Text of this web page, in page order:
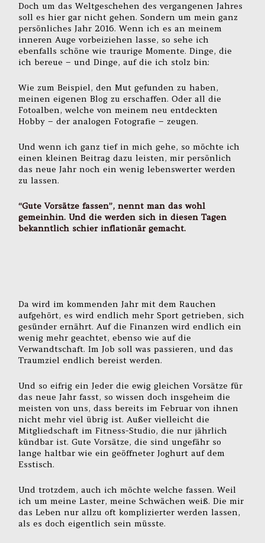
Doch um das Weltgeschehen des vergangenen Jahres
soll es hier gar nicht gehen. Sondern um mein ganz
persönliches Jahr 2016. Wenn ich es an meinem
inneren Auge vorbeiziehen lasse, so sehe ich
ebenfalls schöne wie traurige Momente. Dinge, die
ich bereue – und Dinge, auf die ich stolz bin:
Wie zum Beispiel, den Mut gefunden zu haben,
meinen eigenen Blog zu erschaffen. Oder all die
Fotoalben, welche von meinem neu entdeckten
Hobby – der analogen Fotografie – zeugen.
Und wenn ich ganz tief in mich gehe, so möchte ich
einen kleinen Beitrag dazu leisten, mir persönlich
das neue Jahr noch ein wenig lebenswerter werden
zu lassen.
“Gute Vorsätze fassen”, nennt man das wohl
gemeinhin. Und die werden sich in diesen Tagen
bekanntlich schier inflationär gemacht.
Da wird im kommenden Jahr mit dem Rauchen
aufgehört, es wird endlich mehr Sport getrieben, sich
gesünder ernährt. Auf die Finanzen wird endlich ein
wenig mehr geachtet, ebenso wie auf die
Verwandtschaft. Im Job soll was passieren, und das
Traumziel endlich bereist werden.
Und so eifrig ein Jeder die ewig gleichen Vorsätze für
das neue Jahr fasst, so wissen doch insgeheim die
meisten von uns, dass bereits im Februar von ihnen
nicht mehr viel übrig ist. Außer vielleicht die
Mitgliedschaft im Fitness-Studio, die nur jährlich
kündbar ist. Gute Vorsätze, die sind ungefähr so
lange haltbar wie ein geöffneter Joghurt auf dem
Esstisch.
Und trotzdem, auch ich möchte welche fassen. Weil
ich um meine Laster, meine Schwächen weiß. Die mir
das Leben nur allzu oft komplizierter werden lassen,
als es doch eigentlich sein müsste.